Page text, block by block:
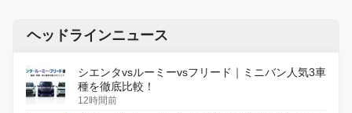
ヘッドラインニュース
シエンタvsルーミーvsフリード｜ミニバン人気3車
種を徹底比較！
12時間前